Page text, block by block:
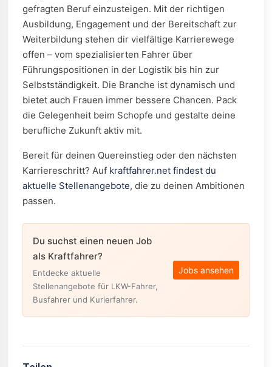
gefragten Beruf einzusteigen. Mit der richtigen
Ausbildung, Engagement und der Bereitschaft zur
Weiterbildung stehen dir vielfältige Karrierewege
offen – vom spezialisierten Fahrer über
Führungspositionen in der Logistik bis hin zur
Selbstständigkeit. Die Branche ist dynamisch und
bietet auch Frauen immer bessere Chancen. Pack
die Gelegenheit beim Schopfe und gestalte deine
berufliche Zukunft aktiv mit.
Bereit für deinen Quereinstieg oder den nächsten
Karriereschritt? Auf kraftfahrer.net findest du
aktuelle Stellenangebote, die zu deinen Ambitionen
passen.
Du suchst einen neuen Job
als Kraftfahrer?
Entdecke aktuelle
Stellenangebote für LKW-Fahrer,
Busfahrer und Kurierfahrer.
Jobs ansehen